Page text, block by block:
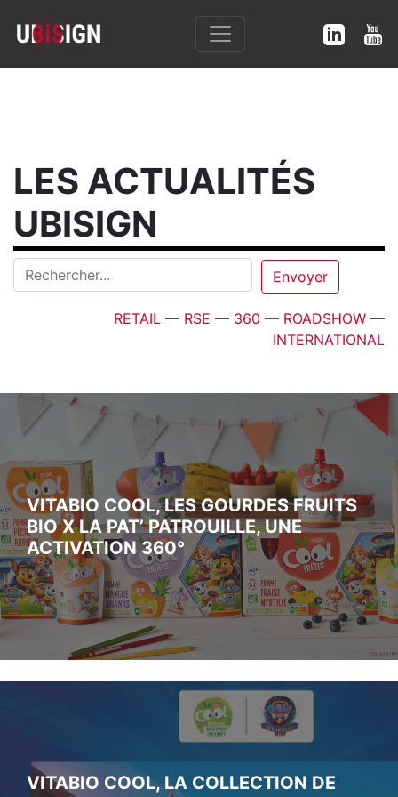
LES ACTUALITÉS
UBISIGN
RETAIL — RSE — 360 — ROADSHOW —
INTERNATIONAL
VITABIO COOL, LES GOURDES FRUITS
BIO X LA PAT’ PATROUILLE, UNE
ACTIVATION 360°
VITABIO COOL, LA COLLECTION DE